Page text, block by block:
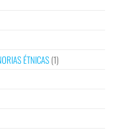
ÉTNICAS(1)